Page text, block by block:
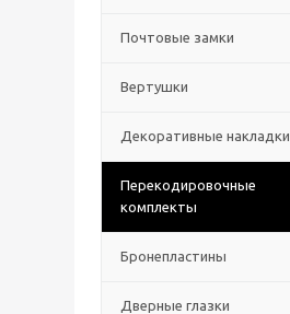
Почтовые замки
Вертушки
Декоративные накладки
Перекодировочные
комплекты
Бронепластины
Дверные глазки